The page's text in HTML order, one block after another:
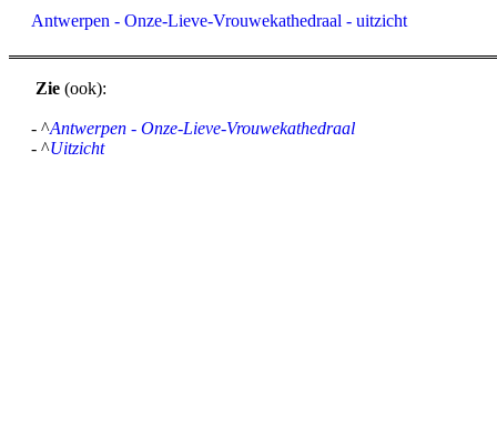
Antwerpen - Onze-Lieve-Vrouwekathedraal - uitzicht
Zie (ook):
- ^Antwerpen - Onze-Lieve-Vrouwekathedraal
- ^Uitzicht